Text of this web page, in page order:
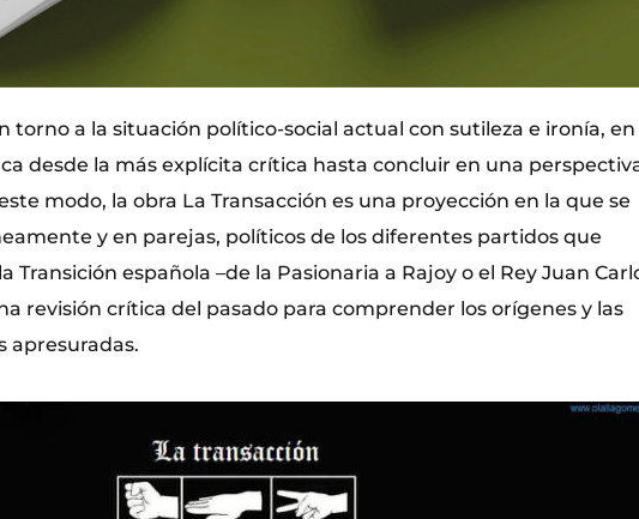
torno a la situación político-social actual con sutileza e ironía,
desde la más explícita crítica hasta concluir en una
modo, la obra La Transacción es una proyección en la que se
y en parejas, políticos de los diferentes partidos que
Transición española –de la Pasionaria a Rajoy o el Rey Juan
revisión crítica del pasado para comprender los orígenes y las
apresuradas.